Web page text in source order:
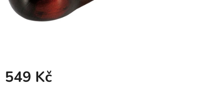
549 Kč